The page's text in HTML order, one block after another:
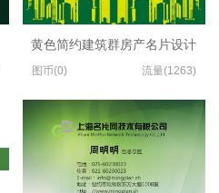
黄色简约建筑群房产名片设计
图币(0) 流量(1263)